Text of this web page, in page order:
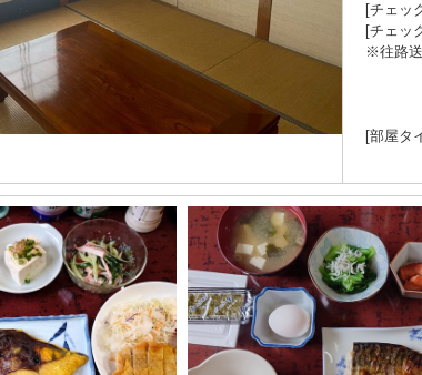
[チェッ
[チェッ
※往路
[部屋タ